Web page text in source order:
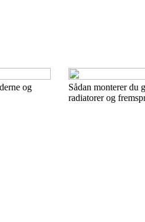
og
Sådan monterer du
radiatorer og